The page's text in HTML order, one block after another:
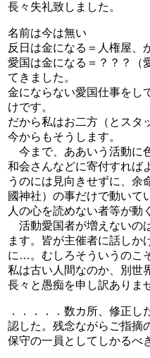
長々失礼致しました。
名前は今は無い
反日は金になる＝人権屋、
愛国は金になる＝？？？（
てきました。
金にならない愛国仕事をし
けです。
だから私はお二方（とスタ
今からもそうします。
今まで、ああいう活動に
和会さんなどに寄付すれば
うのには見向きせずに、余
國神社）の事だけで動いて
人の心を読めない者等が動
活動愛国者が増えないの
ます。皆が主催者に話しか
に…。むしろそういうのこ
私は古い人間なのか、別世
長々と愚痴を申し訳ありま
．．．．．数カ所、修正
認した。残念ながらご指摘
保守の一員としてしかるべ